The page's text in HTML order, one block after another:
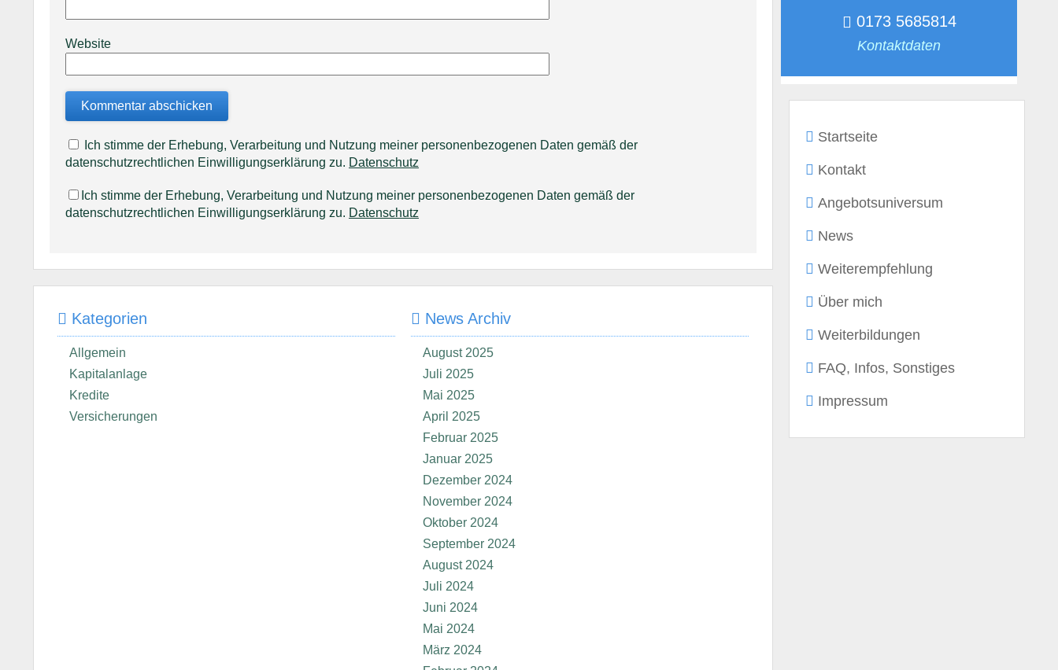
0173 5685814
Kontaktdaten
Startseite
Kontakt
Angebotsuniversum
News
Weiterempfehlung
Über mich
Weiterbildungen
FAQ, Infos, Sonstiges
Impressum
Website
Ich stimme der Erhebung, Verarbeitung und Nutzung meiner personenbezogenen Daten gemäß der
datenschutzrechtlichen Einwilligungserklärung zu. Datenschutz
Ich stimme der Erhebung, Verarbeitung und Nutzung meiner personenbezogenen Daten gemäß der
datenschutzrechtlichen Einwilligungserklärung zu. Datenschutz
Kategorien
Allgemein
Kapitalanlage
Kredite
Versicherungen
News Archiv
August 2025
Juli 2025
Mai 2025
April 2025
Februar 2025
Januar 2025
Dezember 2024
November 2024
Oktober 2024
September 2024
August 2024
Juli 2024
Juni 2024
Mai 2024
März 2024